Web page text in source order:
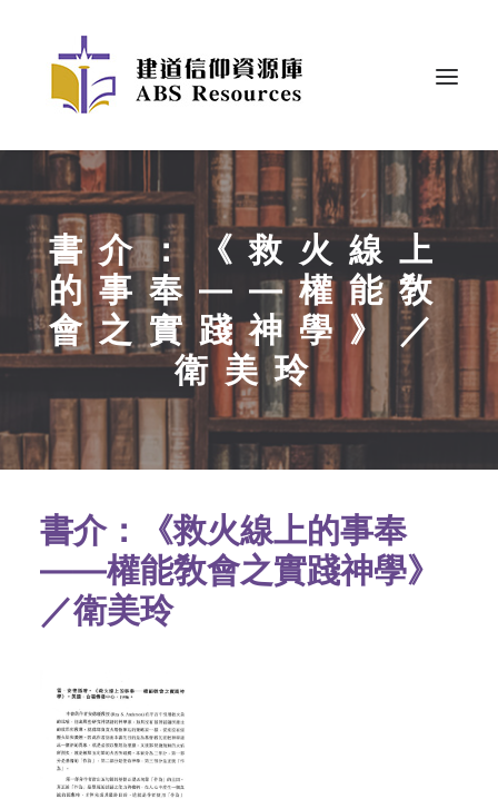
書介：《救火線上
的事奉——權能敎
會之實踐神學》／
衛美玲
書介：《救火線上的事奉
——權能敎會之實踐神學》
／衛美玲